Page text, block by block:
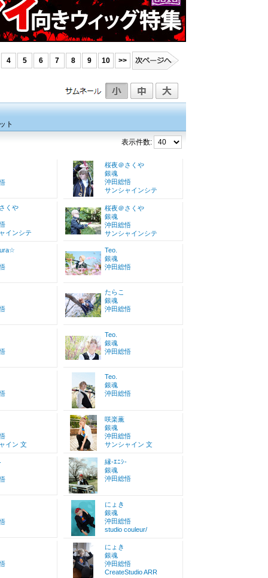
4 5 6 7 8 9 10 >>
ト
表示件数:
桜夜＠さくや
銀魂
沖田総悟
サンシャインシテ
くや
インシテ
桜夜＠さくや
銀魂
沖田総悟
サンシャインシテ
Teo.
銀魂
沖田総悟
たらこ
銀魂
沖田総悟
Teo.
銀魂
沖田総悟
Teo.
銀魂
沖田総悟
イン 文
咲楽薫
銀魂
沖田総悟
サンシャイン 文
縁-ｴﾆｼ-
銀魂
沖田総悟
にょき
銀魂
沖田総悟
studio couleur/
にょき
銀魂
沖田総悟
CreateStudio ARR